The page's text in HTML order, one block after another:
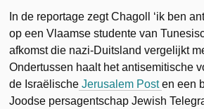
In de reportage zegt Chagoll ‘ik ben
op een Vlaamse studente van
afkomst die nazi-Duitsland vergelijkt
Ondertussen haalt het antisemitische
de Israëlische Jerusalem Posten een
Joodse persagentschap Jewish